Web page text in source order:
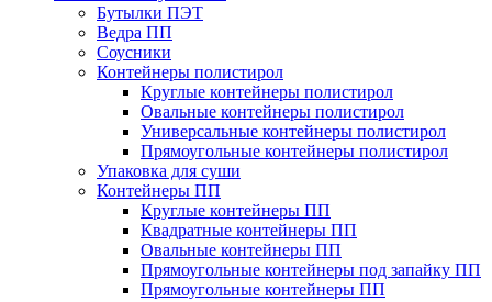
Бутылки ПЭТ
Ведра ПП
Соусники
Контейнеры полистирол
Круглые контейнеры полистирол
Овальные контейнеры полистирол
Универсальные контейнеры полистирол
Прямоугольные контейнеры полистирол
Упаковка для суши
Контейнеры ПП
Круглые контейнеры ПП
Квадратные контейнеры ПП
Овальные контейнеры ПП
Прямоугольные контейнеры под запайку ПП
Прямоугольные контейнеры ПП